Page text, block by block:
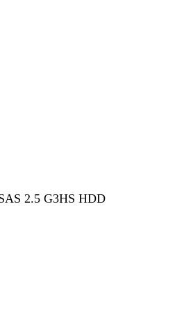
2.5 G3HS HDD